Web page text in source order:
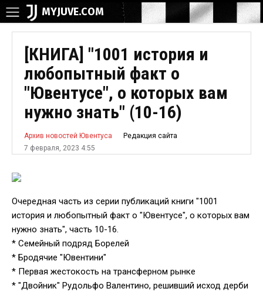
MYJUVE.COM
[КНИГА] "1001 история и
любопытный факт о
"Ювентусе", о которых вам
нужно знать" (10-16)
Архив новостей Ювентуса
Редакция сайта
7 февраля, 2023 4:55
Очередная часть из серии публикаций книги "1001
история и любопытный факт о "Ювентусе", о которых вам
нужно знать", часть 10-16.
* Семейный подряд Борелей
* Бродячие "Ювентини"
* Первая жестокость на трансферном рынке
* "Двойник" Рудольфо Валентино, решивший исход дерби